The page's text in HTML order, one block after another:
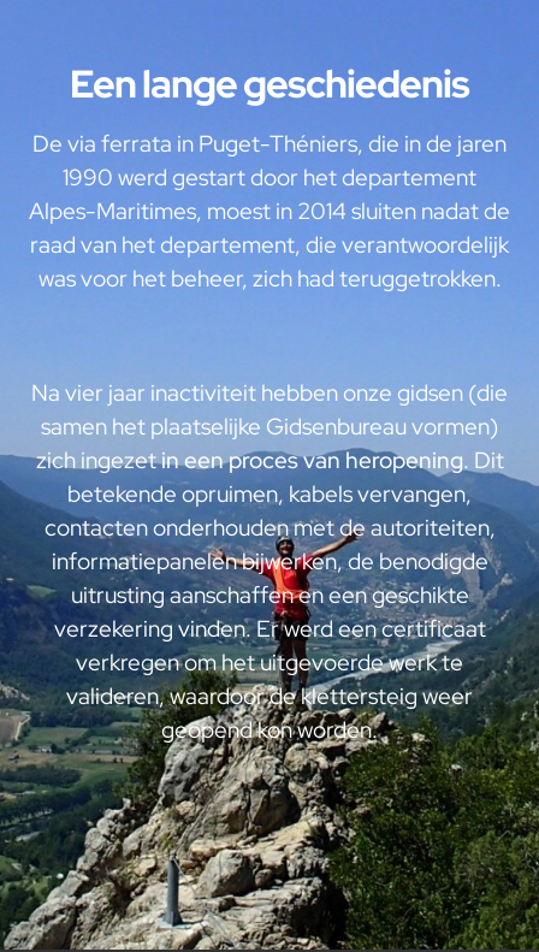
Een lange geschiedenis
De via ferrata in Puget-Théniers, die in de jaren
1990 werd gestart door het departement
Alpes-Maritimes, moest in 2014 sluiten nadat de
raad van het departement, die verantwoordelijk
was voor het beheer, zich had teruggetrokken.
Na vier jaar inactiviteit hebben onze gidsen (die
samen het plaatselijke Gidsenbureau vormen)
zich ingezetin een proces van heropening. Dit
betekende opruimen, kabels vervangen,
contacten onderhouden met de autoriteiten,
informatiepanelen bijwerken, de benodigde
uitrusting aanschaffen en een geschikte
verzekering vinden. Er werd een certificaat
verkregen om het uitgevoerde werk te
valideren, waardoor de klettersteig weer
geopend kon worden.